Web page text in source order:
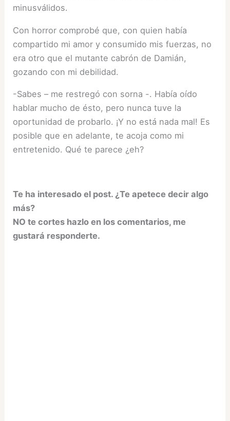
minusválidos.
Con horror comprobé que, con quien había
compartido mi amor y consumido mis fuerzas, no
era otro que el mutante cabrón de Damián,
gozando con mi debilidad.
-Sabes – me restregó con sorna -. Había oído
hablar mucho de ésto, pero nunca tuve la
oportunidad de probarlo. ¡Y no está nada mal! Es
posible que en adelante, te acoja como mi
entretenido. Qué te parece ¿eh?
Te ha interesado el post. ¿Te apetece decir algo
más?
NO te cortes hazlo en los comentarios, me
gustará responderte.